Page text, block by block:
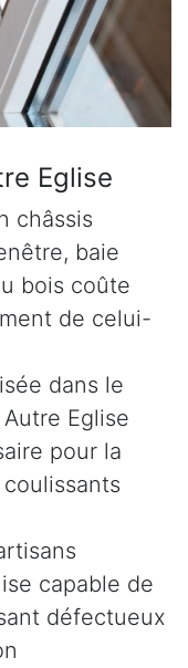
Eglise
châssis
baie
bois coûte
de celui-
dans le
Eglise
pour la
capable de
défectueux